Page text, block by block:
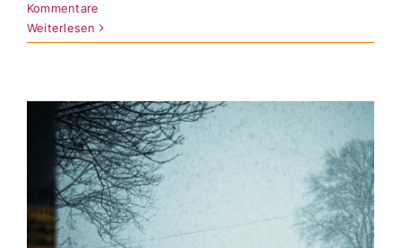
Kommentare
Weiterlesen